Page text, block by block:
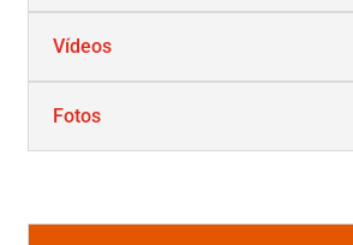
Vídeos
Fotos